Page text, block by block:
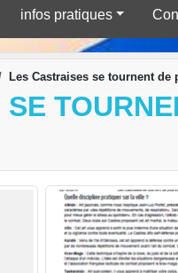
infos pratiques
Les Castraises se tournent